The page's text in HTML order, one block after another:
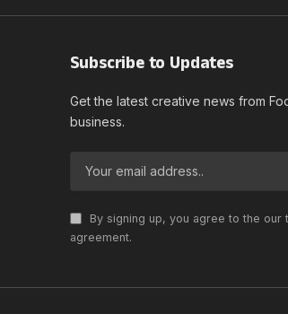
Subscribe to Updates
Get the latest creative news from
business.
By signing up, you agree to the our
agreement.